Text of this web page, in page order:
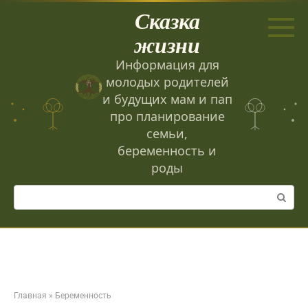
Сказка
жизни
Информация для
молодых родителей
и будущих мам и пап
про планирование
семьи,
беременность и
роды
Поиск:
Главная » Беременность